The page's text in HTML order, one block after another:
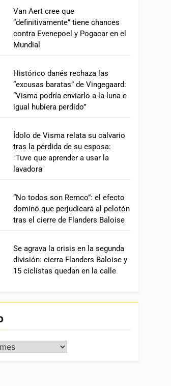
Van Aert cree que
“definitivamente” tiene chances
contra Evenepoel y Pogacar en el
Mundial
Histórico danés rechaza las
“excusas baratas” de Vingegaard:
“Visma podría enviarlo a la luna e
igual hubiera perdido”
Ídolo de Visma relata su calvario
tras la pérdida de su esposa:
"Tuve que aprender a usar la
lavadora"
“No todos son Remco”: el efecto
dominó que perjudicará al pelotón
tras el cierre de Flanders Baloise
Se agrava la crisis en la segunda
división: cierra Flanders Baloise y
15 ciclistas quedan en la calle